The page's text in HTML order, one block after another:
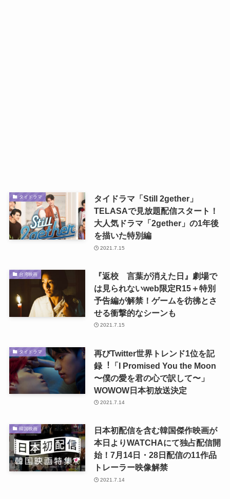
タイドラマ
タイドラマ「Still 2gether」
TELASAで見放題配信スタート！
大人気ドラマ「2gether」の1年後
を描いた特別編
2021.7.15
台湾映画
『返校 言葉が消えた日』劇場で
は見られないweb限定R15＋特別
予告編が解禁！ゲームを彷彿とさ
せる衝撃的なシーンも
2021.7.15
タイドラマ
再びTwitter世界トレンド1位を記
録︕「I Promised You the Moon
〜僕の愛を君の⼼で訳して〜」
WOWOW日本初放送決定
2021.7.14
韓国映画
日本初配信を含む韓国傑作映画が
本日よりWATCHAにて独占配信開
始！7月14日・28日配信の11作品
トレーラー映像解禁
2021.7.14